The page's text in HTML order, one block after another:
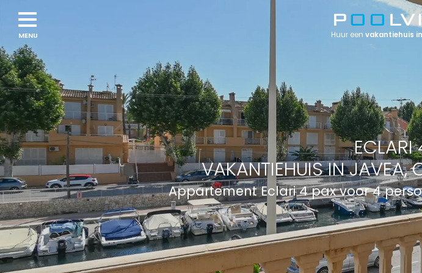
ECLARI
VAKANTIEHUIS IN JAVEA,
Appartement Eclari 4 pax voor 4
Huur een vakantiehuis
Navigation
menu